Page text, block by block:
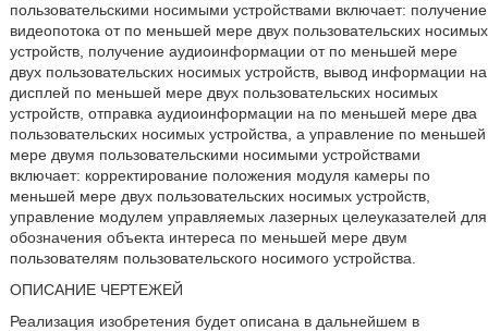
пользовательскими носимыми устройствами включает: получение
видеопотока от по меньшей мере двух пользовательских носимых
устройств, получение аудиоинформации от по меньшей мере
двух пользовательских носимых устройств, вывод информации на
дисплей по меньшей мере двух пользовательских носимых
устройств, отправка аудиоинформации на по меньшей мере два
пользовательских носимых устройства, а управление по меньшей
мере двумя пользовательскими носимыми устройствами
включает: корректирование положения модуля камеры по
меньшей мере двух пользовательских носимых устройств,
управление модулем управляемых лазерных целеуказателей для
обозначения объекта интереса по меньшей мере двум
пользователям пользовательского носимого устройства.
ОПИСАНИЕ ЧЕРТЕЖЕЙ
Реализация изобретения будет описана в дальнейшем в